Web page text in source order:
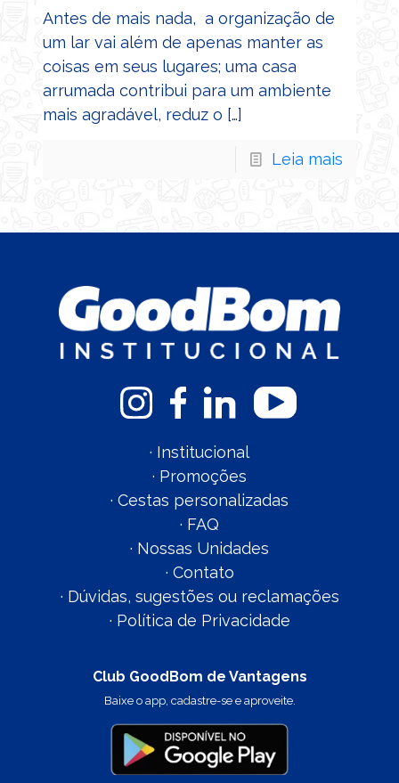
Antes de mais nada, a organização de
um lar vai além de apenas manter as
coisas em seus lugares; uma casa
arrumada contribui para um ambiente
mais agradável, reduz o […]
Leia mais
· Institucional
· Promoções
· Cestas personalizadas
· FAQ
· Nossas Unidades
· Contato
· Dúvidas, sugestões ou reclamações
· Política de Privacidade
Club GoodBom de Vantagens
Baixe o app, cadastre-se e aproveite.